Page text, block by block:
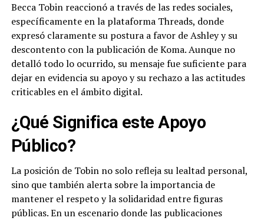
Becca Tobin reaccionó a través de las redes sociales,
específicamente en la plataforma Threads, donde
expresó claramente su postura a favor de Ashley y su
descontento con la publicación de Koma. Aunque no
detalló todo lo ocurrido, su mensaje fue suficiente para
dejar en evidencia su apoyo y su rechazo a las actitudes
criticables en el ámbito digital.
¿Qué Significa este Apoyo
Público?
La posición de Tobin no solo refleja su lealtad personal,
sino que también alerta sobre la importancia de
mantener el respeto y la solidaridad entre figuras
públicas. En un escenario donde las publicaciones